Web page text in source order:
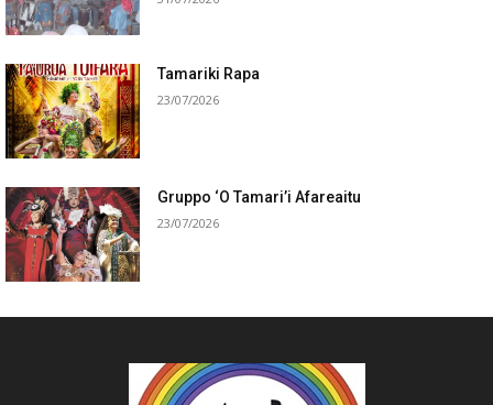
Tamariki Rapa
23/07/2026
Gruppo ‘O Tamari’i Afareaitu
23/07/2026